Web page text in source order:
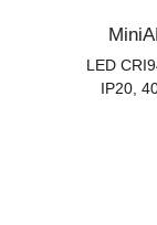
LED
IP20,